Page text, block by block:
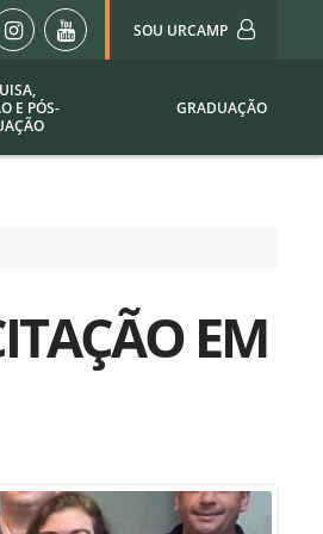
SOU URCAMP
Sou Urcamp (Portal)
Biblioteca
Plataforma Moodle
Setor de Registros
Webmail
E PÓS-
GRADUAÇÃO
EM